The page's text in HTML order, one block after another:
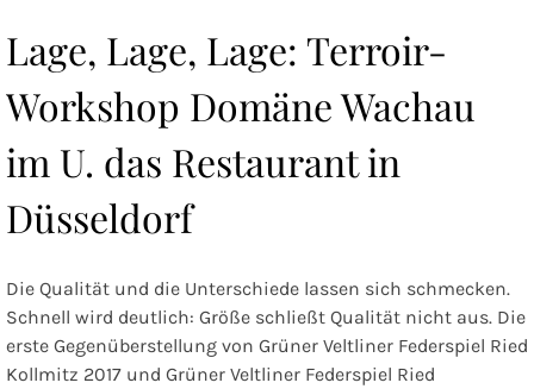
Lage, Lage, Lage: Terroir-
Workshop Domäne Wachau
im U. das Restaurant in
Düsseldorf
Die Qualität und die Unterschiede lassen sich schmecken.
Schnell wird deutlich: Größe schließt Qualität nicht aus. Die
erste Gegenüberstellung von Grüner Veltliner Federspiel Ried
Kollmitz 2017 und Grüner Veltliner Federspiel Ried